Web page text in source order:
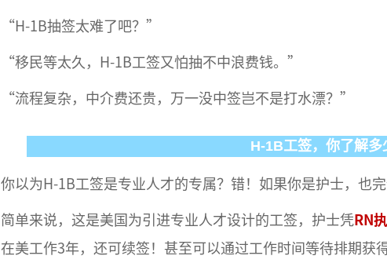
“H-1B抽签太难了吧？”
“移民等太久，H-1B工签又怕抽不中浪费钱。”
“流程复杂，中介费还贵，万一没中签岂不是打水漂？”
H-1B工签，你了解多
你以为H-1B工签是专业人才的专属？错！如果你是护士，也完
简单来说，这是美国为引进专业人才设计的工签，护士凭RN
在美工作3年，还可续签！甚至可以通过工作时间等待排期获